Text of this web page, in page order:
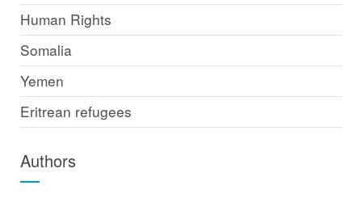
Human Rights
Somalia
Yemen
Eritrean refugees
Authors